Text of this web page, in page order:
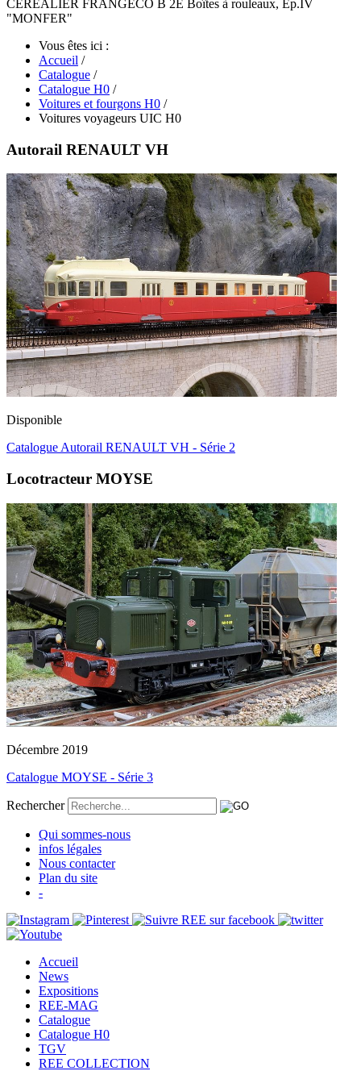
CEREALIER FRANGECO B 2E Boîtes à rouleaux, Ep.IV
"MONFER"
Vous êtes ici :
Accueil /
Catalogue /
Catalogue H0 /
Voitures et fourgons H0 /
Voitures voyageurs UIC H0
Autorail RENAULT VH
Disponible
Catalogue Autorail RENAULT VH - Série 2
Locotracteur MOYSE
Décembre 2019
Catalogue MOYSE - Série 3
Rechercher
Qui sommes-nous
infos légales
Nous contacter
Plan du site
-
Accueil
News
Expositions
REE-MAG
Catalogue
Catalogue H0
TGV
REE COLLECTION